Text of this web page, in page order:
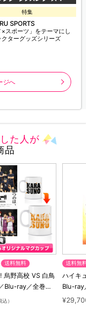
特集
SPORTS
×スポーツ」をテーマにし
ターグッズシリーズ
ジへ
た人が
品
送料無料
烏野高校 VS 白鳥
Blu-ray／全巻セ
産限定・アニまる
込）
送料無
ハイキ
Blu-ray
ト（初